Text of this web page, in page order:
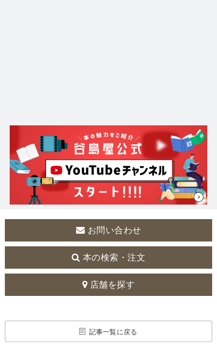
お問い合わせ
本の検索・注文
店舗を探す
記事一覧に戻る